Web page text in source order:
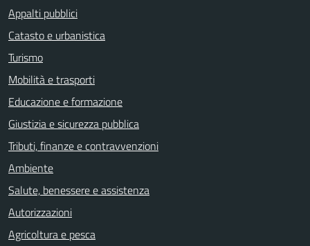
Appalti pubblici
Catasto e urbanistica
Turismo
Mobilità e trasporti
Educazione e formazione
Giustizia e sicurezza pubblica
Tributi, finanze e contravvenzioni
Ambiente
Salute, benessere e assistenza
Autorizzazioni
Agricoltura e pesca